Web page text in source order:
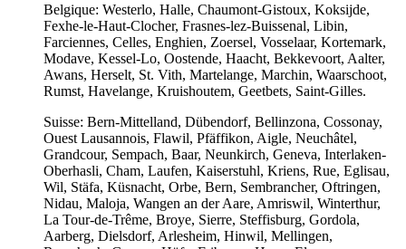
Belgique: Westerlo, Halle, Chaumont-Gistoux, Koksijde,
Fexhe-le-Haut-Clocher, Frasnes-lez-Buissenal, Libin,
Farciennes, Celles, Enghien, Zoersel, Vosselaar, Kortemark,
Modave, Kessel-Lo, Oostende, Haacht, Bekkevoort, Aalter,
Awans, Herselt, St. Vith, Martelange, Marchin, Waarschoot,
Rumst, Havelange, Kruishoutem, Geetbets, Saint-Gilles.
Suisse: Bern-Mittelland, Dübendorf, Bellinzona, Cossonay,
Ouest Lausannois, Flawil, Pfäffikon, Aigle, Neuchâtel,
Grandcour, Sempach, Baar, Neunkirch, Geneva, Interlaken-
Oberhasli, Cham, Laufen, Kaiserstuhl, Kriens, Rue, Eglisau,
Wil, Stäfa, Küsnacht, Orbe, Bern, Sembrancher, Oftringen,
Nidau, Maloja, Wangen an der Aare, Amriswil, Winterthur,
La Tour-de-Trême, Broye, Sierre, Steffisburg, Gordola,
Aarberg, Dielsdorf, Arlesheim, Hinwil, Mellingen,